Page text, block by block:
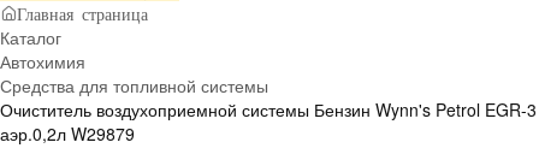
Главная страница
Каталог
Автохимия
Средства для топливной системы
Очиститель воздухоприемной системы Бензин Wynn's Petrol EGR-3
аэр.0,2л W29879